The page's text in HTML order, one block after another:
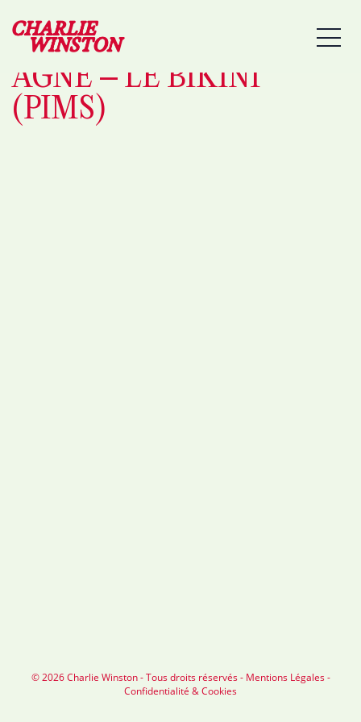
21/11/2025 –
RAMONVILLE-SAINT-
AGNE – LE BIKINI
(PIMS)
© 2026 Charlie Winston - Tous droits réservés - Mentions Légales-
Confidentialité & Cookies